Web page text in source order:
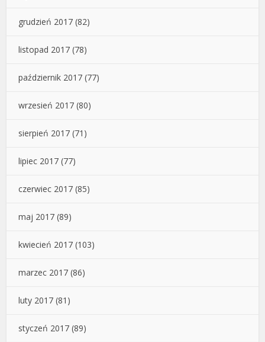
grudzień 2017 (82)
listopad 2017 (78)
październik 2017 (77)
wrzesień 2017 (80)
sierpień 2017 (71)
lipiec 2017 (77)
czerwiec 2017 (85)
maj 2017 (89)
kwiecień 2017 (103)
marzec 2017 (86)
luty 2017 (81)
styczeń 2017 (89)